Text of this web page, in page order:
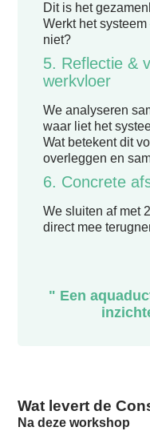
Dit is het
Werkt het
niet?
5. Reflectie &
werkvloer
We analyseren
waar liet het
Wat betekent dit
overleggen en
6. Concrete
We sluiten af met
direct mee
" Een
Wat levert de
Na deze workshop